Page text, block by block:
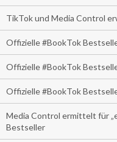
TikTok und Media Control
Offizielle #BookTok
Offizielle #BookTok
Offizielle #BookTok
Media Control ermittelt für
Bestseller